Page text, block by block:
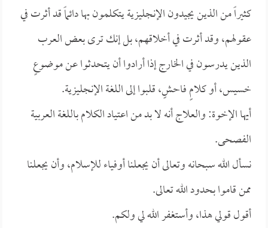
كثيراً من الذين يجيدون الإنجليزية يتكلمون بها دائماً قد أثرت في
عقولهم، وقد أثرت في أخلاقهم، بل إنك ترى بعض العرب
الذين يدرسون في الخارج إذا أرادوا أن يتحدثوا عن موضوعٍ
خسيس، أو كلامٍ فاحشٍ، قلبوا إلى اللغة الإنجليزية.
أيها الإخوة: والعلاج أنه لا بد من اعتياد الكلام باللغة العربية
الفصحى.
نسأل الله سبحانه وتعالى أن يجعلنا أوفياء للإسلام، وأن يجعلنا
ممن قاموا بحدود الله تعالى.
أقول قولي هذا، وأستغفر الله لي ولكم.